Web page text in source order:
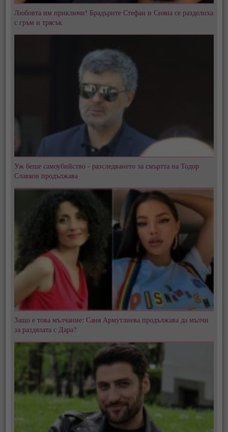
Любовта им приключи! Брадърите Стефан и Сияна се разделиха
с гръм и трясък
Уж беше самоубийство - разследването за смъртта на Тодор
Славков продължава
Защо е това мълчание: Саня Армутлиева продължава да мълчи
за раздялата с Дара?